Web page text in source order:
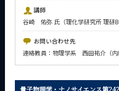
講師
谷崎 佑弥 氏（理化学研究所 理研
お問い合わせ先
連絡教員：物理学系 西田祐介（内
今後のイベント
今後の課程別イベント
年別アーカイブ